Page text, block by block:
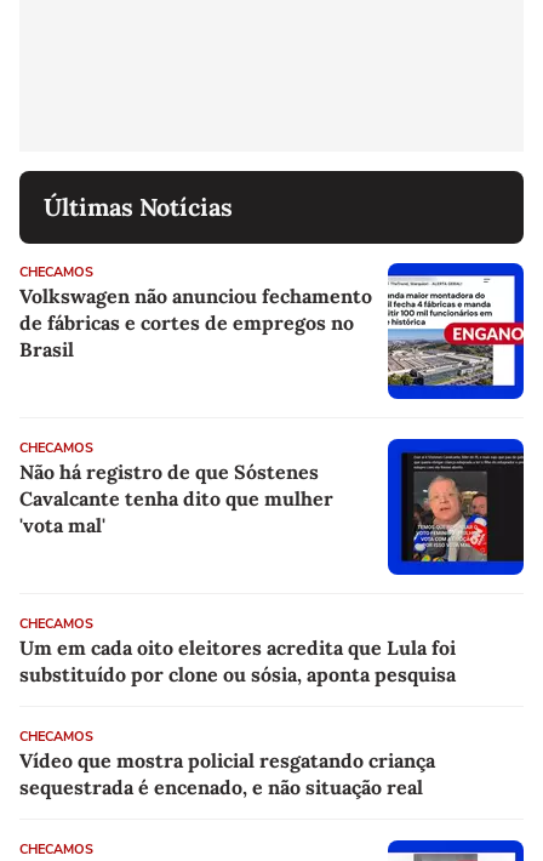
Últimas Notícias
CHECAMOS
Volkswagen não anunciou fechamento
de fábricas e cortes de empregos no
Brasil
CHECAMOS
Não há registro de que Sóstenes
Cavalcante tenha dito que mulher
'vota mal'
CHECAMOS
Um em cada oito eleitores acredita que Lula foi
substituído por clone ou sósia, aponta pesquisa
CHECAMOS
Vídeo que mostra policial resgatando criança
sequestrada é encenado, e não situação real
CHECAMOS